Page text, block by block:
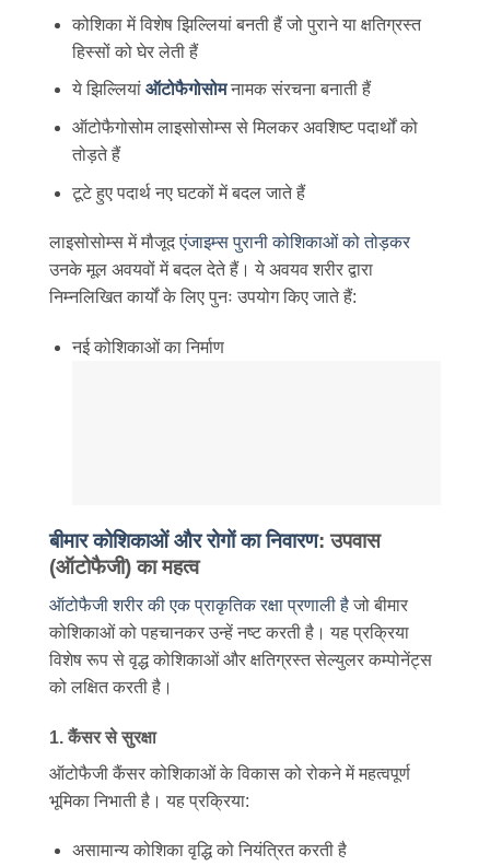
कोशिका में विशेष झिल्लियां बनती हैं जो पुराने या क्षतिग्रस्त
हिस्सों को घेर लेती हैं
ये झिल्लियां ऑटोफैगोसोमनामक संरचना बनाती हैं
ऑटोफैगोसोम लाइसोसोम्स से मिलकर अवशिष्ट पदार्थों को
तोड़ते हैं
टूटे हुए पदार्थ नए घटकों में बदल जाते हैं
लाइसोसोम्स में मौजूदएंजाइम्स पुरानी कोशिकाओं को तोड़कर
उनके मूल अवयवों में बदल देते हैं। ये अवयव शरीर द्वारा
निम्नलिखित कार्यों के लिए पुनः उपयोग किए जाते हैं:
नई कोशिकाओं का निर्माण
बीमार कोशिकाओं और रोगों का निवारण: उपवास
(ऑटोफैजी) का महत्व
ऑटोफैजी शरीर की एक प्राकृतिक रक्षा प्रणाली है जो बीमार
कोशिकाओं को पहचानकर उन्हें नष्ट करती है। यह प्रक्रिया
विशेष रूप से वृद्ध कोशिकाओं और क्षतिग्रस्त सेल्युलर कम्पोनेंट्स
को लक्षित करती है।
1. कैंसर से सुरक्षा
ऑटोफैजी कैंसर कोशिकाओं के विकास को रोकने में महत्वपूर्ण
भूमिका निभाती है। यह प्रक्रिया:
असामान्य कोशिका वृद्धि को नियंत्रित करती है